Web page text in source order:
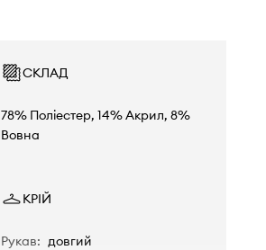
СКЛАД
78% Поліестер, 14% Акрил, 8%
Вовна
КРІЙ
Рукав: довгий